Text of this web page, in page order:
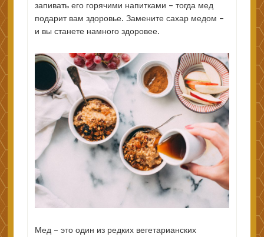
запивать его горячими напитками – тогда мед
подарит вам здоровье. Замените сахар медом –
и вы станете намного здоровее.
Мед – это один из редких вегетарианских